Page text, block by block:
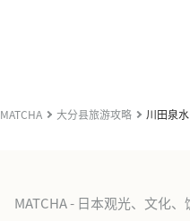
MATCHA 大分县旅游攻略 川田泉水
MATCHA - 日本观光、文化